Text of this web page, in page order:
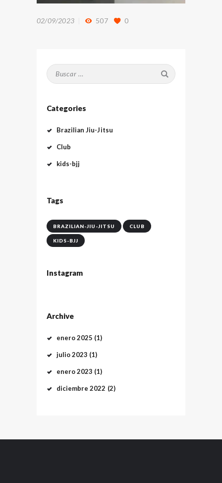
02/09/2023 507 0
Buscar:
Categories
Brazilian Jiu-Jitsu
Club
kids-bjj
Tags
BRAZILIAN-JIU-JITSU CLUB
KIDS-BJJ
Instagram
Archive
enero2025 (1)
julio2023 (1)
enero2023 (1)
diciembre2022 (2)